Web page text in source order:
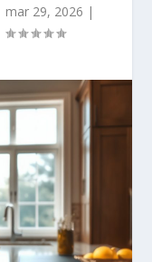
mar 29, 2026 |